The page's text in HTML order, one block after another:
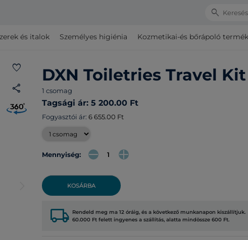
Search
és italok Személyes higiénia Kozmetikai-és bőrápoló
favorite
share
DXN Toiletries Travel Kit
1 csomag
Tagsági ár: 5 200.00 Ft
Fogyasztói ár: 6 655.00 Ft
Mennyiség:
KOSÁRBA
local_shipping Rendeld meg ma 12 óráig, és a következő munkanapon kiszállítjuk.
60.000 Ft felett ingyenes a szállítás, alatta mindössze 600 Ft.